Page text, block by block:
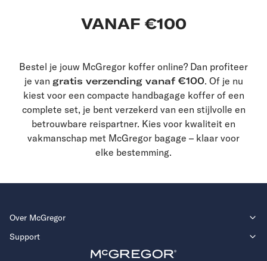
VANAF €100
Bestel je jouw McGregor koffer online? Dan profiteer
je van gratis verzending vanaf €100. Of je nu
kiest voor een compacte handbagage koffer of een
complete set, je bent verzekerd van een stijlvolle en
betrouwbare reispartner. Kies voor kwaliteit en
vakmanschap met McGregor bagage – klaar voor
elke bestemming.
Over McGregor
Support